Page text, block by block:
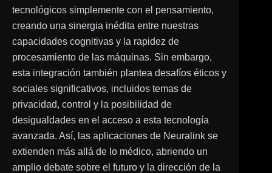
tecnológicos simplemente con el pensamiento,
creando una sinergia inédita entre nuestras
capacidades cognitivas y la rapidez de
procesamiento de las máquinas. Sin embargo,
esta integración también plantea desafíos éticos y
sociales significativos, incluidos temas de
privacidad, control y la posibilidad de
desigualdades en el acceso a esta tecnología
avanzada. Así, las aplicaciones de Neuralink se
extienden más allá de lo médico, abriendo un
amplio debate sobre el futuro y la dirección de la